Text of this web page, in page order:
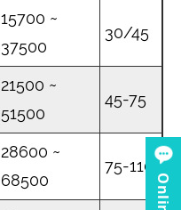
15700 ~
37500
30/45
21500 ~
51500
45-75
28600 ~
68500
75-110